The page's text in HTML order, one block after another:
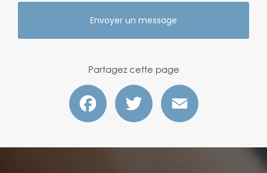
Envoyer un message
Partagez cette page
Facebook Twitter